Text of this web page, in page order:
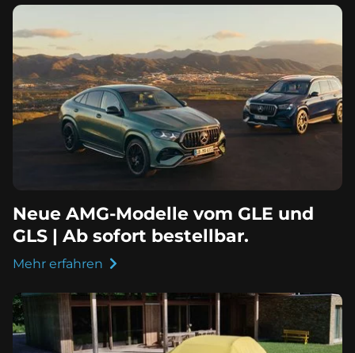
Neue AMG-Modelle vom GLE und
GLS | Ab sofort bestellbar.
Mehr erfahren